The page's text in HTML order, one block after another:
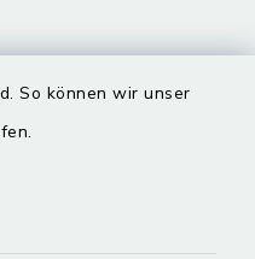
So können wir unser